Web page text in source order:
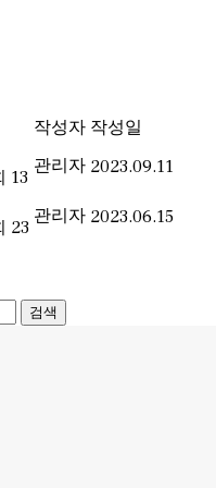
작성자 작성일
13
관리자 2023.09.11
23
관리자 2023.06.15
검색